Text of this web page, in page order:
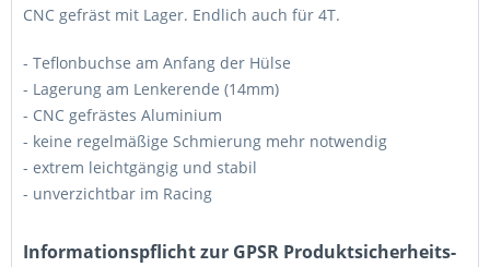
CNC gefräst mit Lager. Endlich auch für 4T.
- Teflonbuchse am Anfang der Hülse
- Lagerung am Lenkerende (14mm)
- CNC gefrästes Aluminium
- keine regelmäßige Schmierung mehr notwendig
- extrem leichtgängig und stabil
- unverzichtbar im Racing
Informations­pflicht zur GPSR Produktsicherheits­